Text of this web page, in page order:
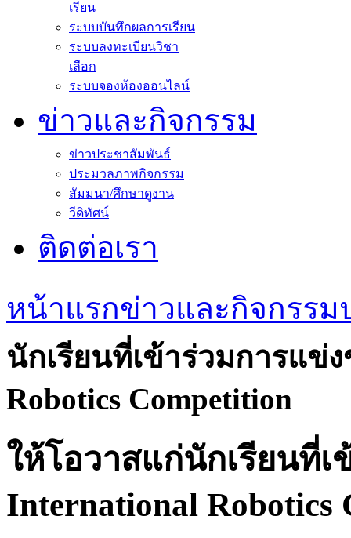
เรียน
ระบบบันทึกผลการเรียน
ระบบลงทะเบียนวิชา
เลือก
ระบบจองห้องออนไลน์
ข่าวและกิจกรรม
ข่าวประชาสัมพันธ์
ประมวลภาพกิจกรรม
สัมมนา/ศึกษาดูงาน
วีดิทัศน์
ติดต่อเรา
หน้าแรกข่าวและกิจกรรม
นักเรียนที่เข้าร่วมการแข่
Robotics Competition
ให้โอวาสแก่นักเรียนที่เ
International Robotics